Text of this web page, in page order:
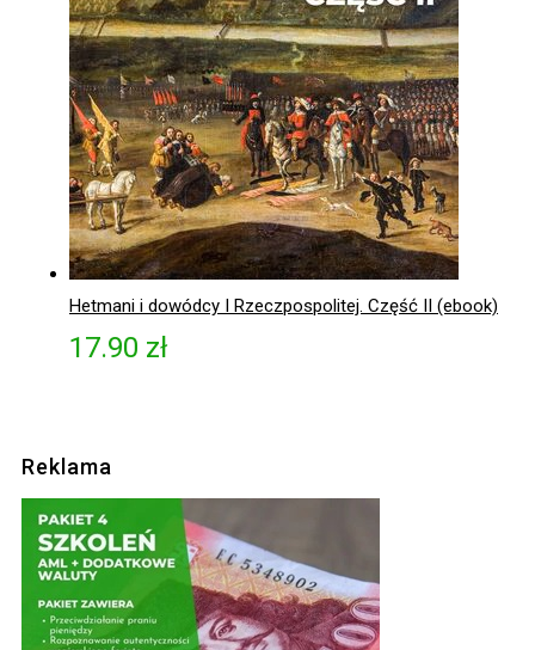
Hetmani i dowódcy I Rzeczpospolitej. Część II (ebook)
17.90 zł
Reklama